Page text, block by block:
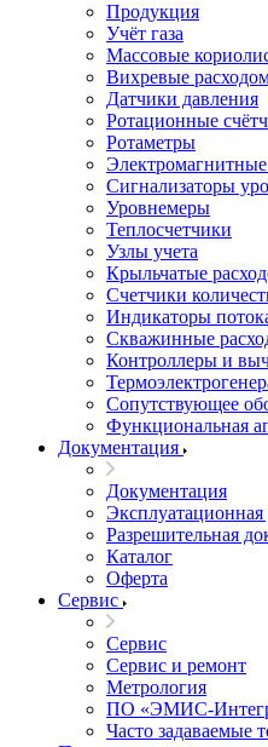
Продукция
Учёт газа
Массовые
Вихревые
Датчики давления
Ротационные
Ротаметры
Сигнализаторы
Уровнемеры
Теплосчетчики
Узлы учета
Крыльчатые
Счетчики
Индикаторы
Скважинные
Контроллеры и
Сопутствующее
Функциональная
Документация
Документация
Разрешительная
Каталог
Оферта
Сервис
Сервис
Сервис и ремонт
Метрология
ПО «ЭМИС-
Часто задаваемые